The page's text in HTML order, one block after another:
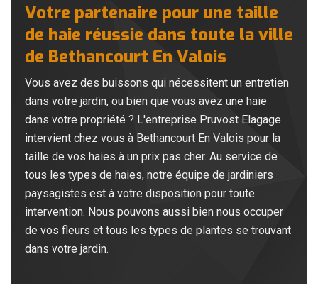
Votre partenaire pour une taille
de haie réussie dans toute la ville
de Bethancourt En Valois
Vous avez des buissons qui nécessitent un entretien
dans votre jardin, ou bien que vous avez une haie
dans votre propriété ? L'entreprise Pruvost Elagage
intervient chez vous à Bethancourt En Valois pour la
taille de vos haies à un prix pas cher. Au service de
tous les types de haies, notre équipe de jardiniers
paysagistes est à votre disposition pour toute
intervention. Nous pouvons aussi bien nous occuper
de vos fleurs et tous les types de plantes se trouvant
dans votre jardin.